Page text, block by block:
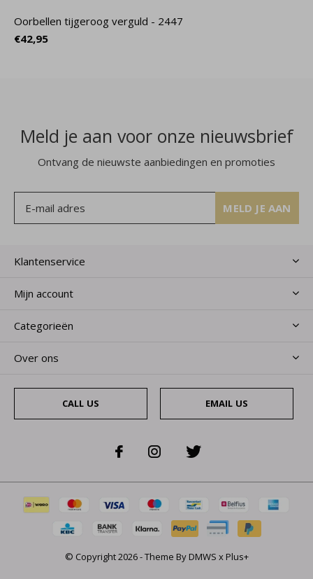
Oorbellen tijgeroog verguld - 2447
€42,95
Meld je aan voor onze nieuwsbrief
Ontvang de nieuwste aanbiedingen en promoties
MELD JE AAN
Klantenservice
Mijn account
Categorieën
Over ons
CALL US EMAIL US
© Copyright2026- Theme ByDMWS xPlus+